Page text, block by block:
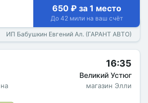
650 ₽ за 1 место
До 42 мили на ваш счёт
ИП Бабушкин Евгений Ал. (ГАРАНТ АВТО)
16:35
Великий Устюг
магазин Элли